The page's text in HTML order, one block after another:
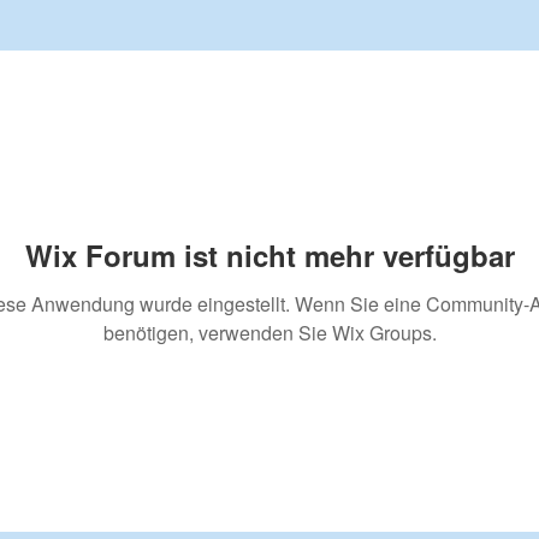
Wix Forum ist nicht mehr verfügbar
Anwendung wurde eingestellt. Wenn Sie eine Community-
benötigen, verwenden Sie Wix Groups.